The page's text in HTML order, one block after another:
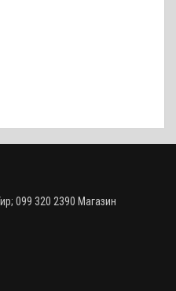
099 320 2390 Магазин